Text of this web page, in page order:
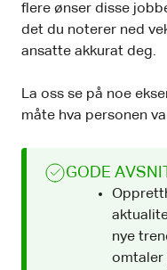
flere ønser disse
det du noterer ned
ansatte akkurat deg.
La oss se på noe
måte hva personen
GODE
nye
omtaler